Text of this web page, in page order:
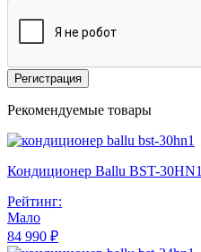
Регистрация
Рекомендуемые товары
Кондиционер Ballu BST-30HN1
Рейтинг:
Мало
84 990 ₽